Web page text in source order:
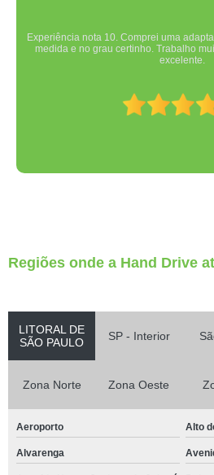
Experiência nota 10. Comprei uma
medida e no grau certinho. Trabalho
excelente.
Regiões onde a Hand Drive
LITORAL DE
SÃO PAULO
SP - Interior
Zona Norte Zona Oeste
Aeroporto Alto
Alvarenga